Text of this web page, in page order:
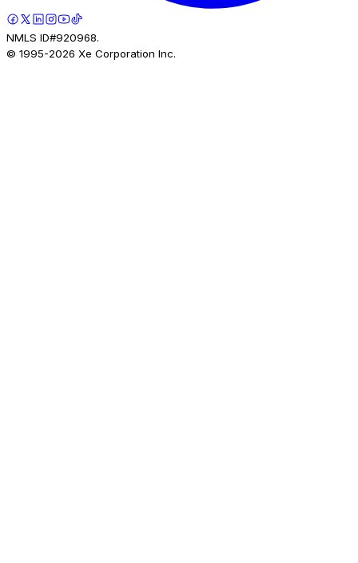
NMLS ID#920968.
© 1995-2026 Xe Corporation Inc.